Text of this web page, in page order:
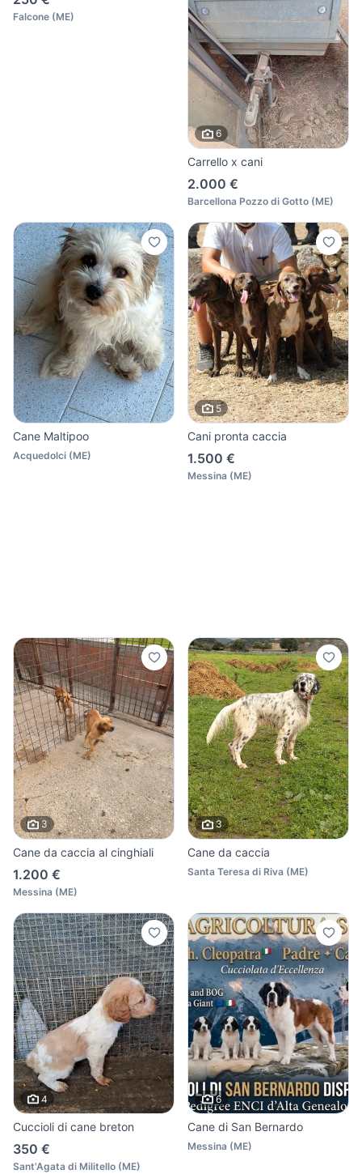
Falcone (ME)
6
Carrello x cani
2.000 €
Barcellona Pozzo di Gotto (ME)
Cane Maltipoo
Acquedolci (ME)
5
Cani pronta caccia
1.500 €
Messina (ME)
3
Cane da caccia al cinghiali
1.200 €
Messina (ME)
3
Cane da caccia
Santa Teresa di Riva (ME)
4
Cuccioli di cane breton
350 €
Sant'Agata di Militello (ME)
6
Cane di San Bernardo
Messina (ME)